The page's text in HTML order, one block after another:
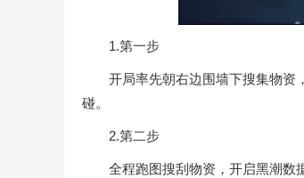
1.第一步
开局率先朝右边围墙下搜集物资，
碰。
2.第二步
全程跑图搜刮物资，开启黑潮数据